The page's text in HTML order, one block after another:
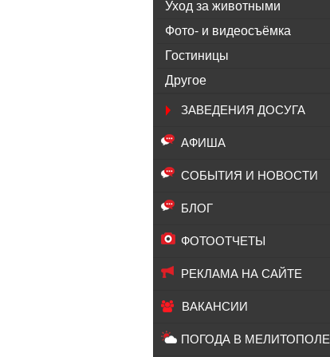
Уход за животными
Фото- и видеосъёмка
Гостиницы
Другое
ЗАВЕДЕНИЯ ДОСУГА
АФИША
СОБЫТИЯ И НОВОСТИ
БЛОГ
ФОТООТЧЕТЫ
РЕКЛАМА НА САЙТЕ
ВАКАНСИИ
ПОГОДА В МЕЛИТОПОЛЕ